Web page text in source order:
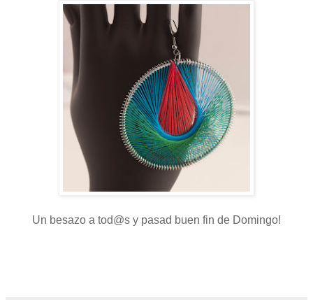
Un besazo a tod@s y pasad buen fin de Domingo!